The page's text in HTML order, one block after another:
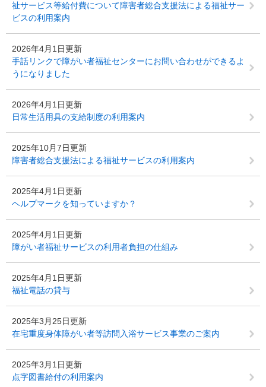
祉サービス等給付費について障害者総合支援法による福祉サー
ビスの利用案内
2026年4月1日更新
手話リンクで障がい者福祉センターにお問い合わせができるよ
うになりました
2026年4月1日更新
日常生活用具の支給制度の利用案内
2025年10月7日更新
障害者総合支援法による福祉サービスの利用案内
2025年4月1日更新
ヘルプマークを知っていますか？
2025年4月1日更新
障がい者福祉サービスの利用者負担の仕組み
2025年4月1日更新
福祉電話の貸与
2025年3月25日更新
在宅重度身体障がい者等訪問入浴サービス事業のご案内
2025年3月1日更新
点字図書給付の利用案内